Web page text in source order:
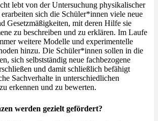
lebt von der Untersuchung physikalischer
sich die Schüler*innen viele neue
Gesetzmäßigkeiten, mit deren Hilfe sie
zu beschreiben und zu erklären. Im Laufe
weitere Modelle und experimentelle
hinzu. Die Schüler*innen sollen in die
sich selbstständig neue fachbezogene
und damit schließlich befähigt
Sachverhalte in unterschiedlichen
erkennen und zu bewerten.
werden gezielt gefördert?